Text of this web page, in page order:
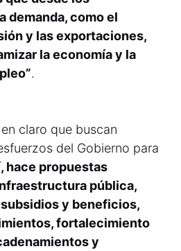
demanda, como el
y las exportaciones,
la economía y la
.
claro que buscan
del Gobierno para
hace propuestas
pública,
y beneficios,
fortalecimiento
y